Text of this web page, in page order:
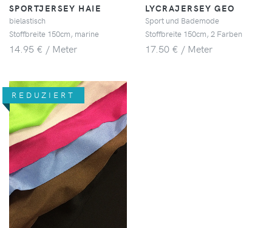
SPORTJERSEY HAIE
bielastisch
Stoffbreite 150cm, marine
14.95 € / Meter
LYCRAJERSEY GEO
Sport und Bademode
Stoffbreite 150cm, 2 Farben
17.50 € / Meter
REDUZIERT